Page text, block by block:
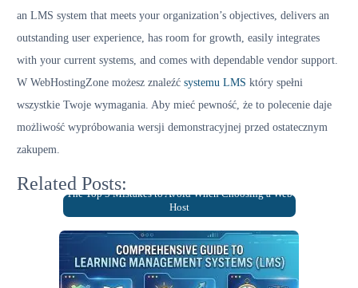
an LMS system that meets your organization’s objectives, delivers an
outstanding user experience, has room for growth, easily integrates
with your current systems, and comes with dependable vendor support.
W WebHostingZone możesz znaleźć systemu LMS który spełni
wszystkie Twoje wymagania. Aby mieć pewność, że to polecenie daje
możliwość wypróbowania wersji demonstracyjnej przed ostatecznym
zakupem.
Related Posts:
The Top 5 Mistakes to Avoid When Choosing a Web
Host